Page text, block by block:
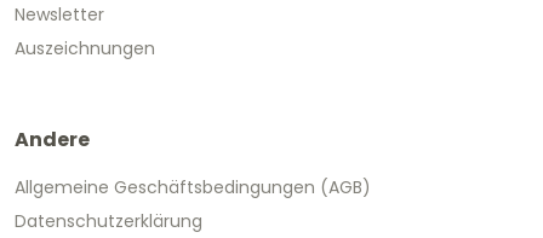
Newsletter
Auszeichnungen
Andere
Allgemeine Geschäftsbedingungen (AGB)
Datenschutzerklärung